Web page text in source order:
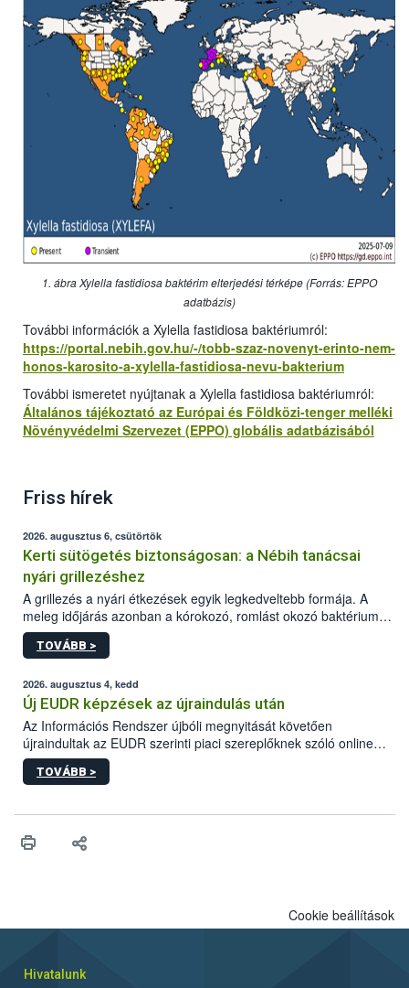
1. ábra Xylella fastidiosa baktérim elterjedési térképe (Forrás: EPPO
adatbázis)
További információk a Xylella fastidiosa baktériumról:
https://portal.nebih.gov.hu/-/tobb-szaz-novenyt-erinto-nem-
honos-karosito-a-xylella-fastidiosa-nevu-bakterium
További ismeretet nyújtanak a Xylella fastidiosa baktériumról:
Általános tájékoztató az Európai és Földközi-tenger melléki
Növényvédelmi Szervezet (EPPO) globális adatbázisából
Friss hírek
2026. augusztus 6, csütörtök
Kerti sütögetés biztonságosan: a Nébih tanácsai
nyári grillezéshez
A grillezés a nyári étkezések egyik legkedveltebb formája. A
meleg időjárás azonban a kórokozó, romlást okozó baktériumok
gyorsabb szaporodásának is kedvez. A szabadtéri sütögetés
ezért nem csupán a megfelelő sütési technikáról szól: legalább
higiéniai szabályok betartása, a megfelelő hőkezelés, valamint a
maradékok szakszerű tárolása. A Nemzeti Élelmiszerlánc-
biztonsági Hivatal (Nébih) Oktatási Programja összegyűjtötte a
biztonságos grillezés legfontosabb tudnivalóit.
TOVÁBB >
2026. augusztus 4, kedd
Új EUDR képzések az újraindulás után
Az Információs Rendszer újbóli megnyitását követően
újraindultak az EUDR szerinti piaci szereplőknek szóló online
képzések.
TOVÁBB >
Cookie beállítások
Hivatalunk